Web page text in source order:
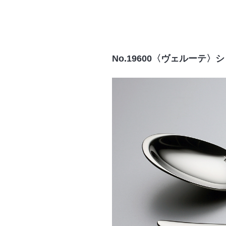
No.19600〈ヴェルーテ〉